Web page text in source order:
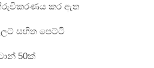
කර ඇත
සහිත පෙට්ටි
50ක්